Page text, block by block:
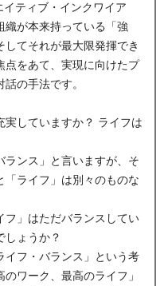
ティブ・インクワイア
織が本来持っている「強
してそれが最大限発揮でき
点をあて、実現に向けたプ
の手法です。
実していますか？ ライフは
ランス」と言いますが、そ
「ライフ」は別々のものな
フ」はただバランスしてい
しょうか？
イフ・バランス」という考
ワーク、最高のライフ」